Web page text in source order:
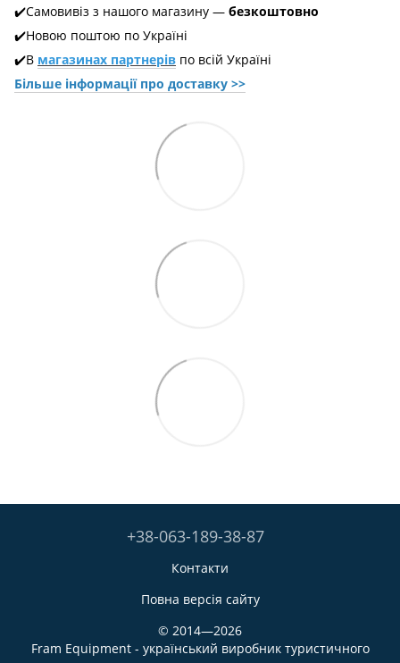
✔️Самовивіз з нашого магазину — безкоштовно
✔️Новою поштою по Україні
✔️В магазинах партнерів по всій Україні
Більше інформації про доставкy >>
+38-063-189-38-87
Контакти
Повна версія сайту
© 2014—2026
Fram Equipment - український виробник туристичного